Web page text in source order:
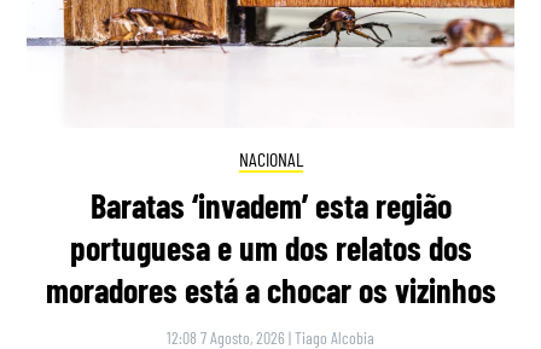
NACIONAL
Baratas ‘invadem’ esta região
portuguesa e um dos relatos dos
moradores está a chocar os vizinhos
12:08 7 Agosto, 2026 |Tiago Alcobia